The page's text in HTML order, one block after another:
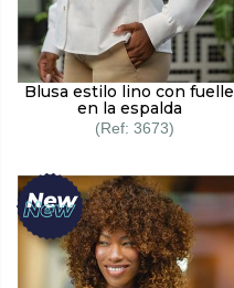
Blusa estilo lino con fuelle
en la espalda
3673